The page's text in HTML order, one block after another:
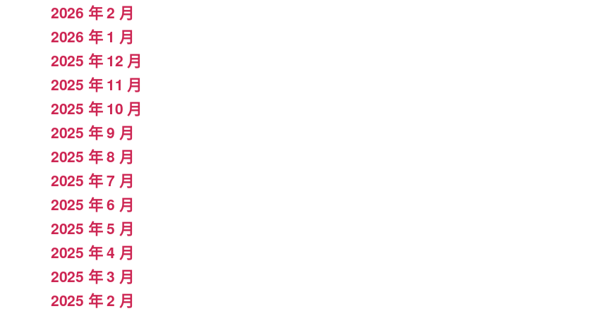
2026 年 2 月
2026 年 1 月
2025 年 12 月
2025 年 11 月
2025 年 10 月
2025 年 9 月
2025 年 8 月
2025 年 7 月
2025 年 6 月
2025 年 5 月
2025 年 4 月
2025 年 3 月
2025 年 2 月